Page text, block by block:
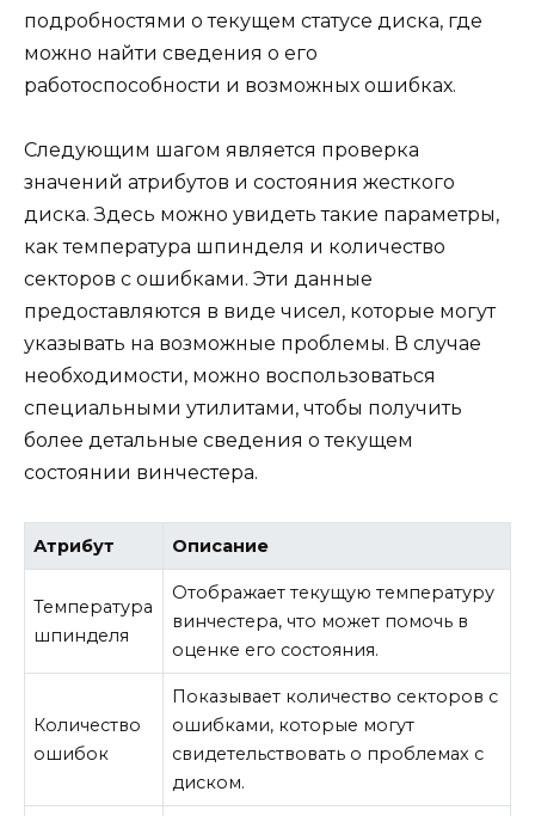
подробностями о текущем статусе диска, где
можно найти сведения о его
работоспособности и возможных ошибках.
Следующим шагом является проверка
значений атрибутов и состояния жесткого
диска. Здесь можно увидеть такие параметры,
как температура шпинделя и количество
секторов с ошибками. Эти данные
предоставляются в виде чисел, которые могут
указывать на возможные проблемы. В случае
необходимости, можно воспользоваться
специальными утилитами, чтобы получить
более детальные сведения о текущем
состоянии винчестера.
Атрибут Описание
Температура
шпинделя
Отображает текущую температуру
винчестера, что может помочь в
оценке его состояния.
Количество
ошибок
Показывает количество секторов с
ошибками, которые могут
свидетельствовать о проблемах с
диском.